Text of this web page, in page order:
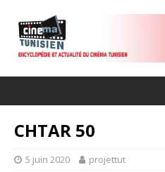
CHTAR 50
5 juin 2020 projettut